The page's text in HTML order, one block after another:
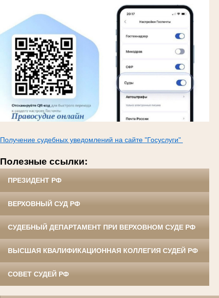
Получение судебных уведомлений на сайте "Госуслуги"
Полезные ссылки:
ПРЕЗИДЕНТ РФ
ВЕРХОВНЫЙ СУД РФ
СУДЕБНЫЙ ДЕПАРТАМЕНТ ПРИ ВЕРХОВНОМ СУДЕ РФ
ВЫСШАЯ КВАЛИФИКАЦИОННАЯ КОЛЛЕГИЯ СУДЕЙ РФ
СОВЕТ СУДЕЙ РФ